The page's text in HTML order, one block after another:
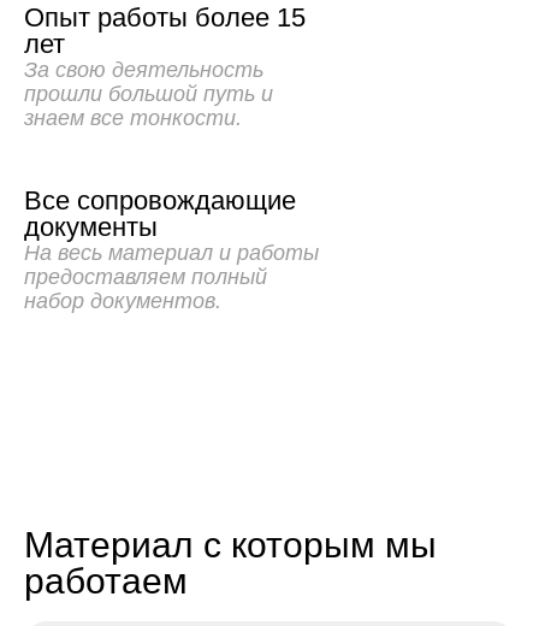
Опыт работы более 15
лет
За свою деятельность
прошли большой путь и
знаем все тонкости.
Все сопровождающие
документы
На весь материал и работы
предоставляем полный
набор документов.
Материал с которым мы
работаем